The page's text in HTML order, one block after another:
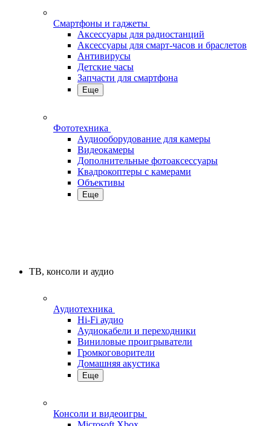
Смартфоны и гаджеты
Аксессуары для радиостанций
Аксессуары для смарт-часов и браслетов
Антивирусы
Детские часы
Запчасти для смартфона
Еще
Фототехника
Аудиооборудование для камеры
Видеокамеры
Дополнительные фотоаксессуары
Квадрокоптеры с камерами
Объективы
Еще
ТВ, консоли и аудио
Аудиотехника
Hi-Fi аудио
Аудиокабели и переходники
Виниловые проигрыватели
Громкоговорители
Домашняя акустика
Еще
Консоли и видеоигры